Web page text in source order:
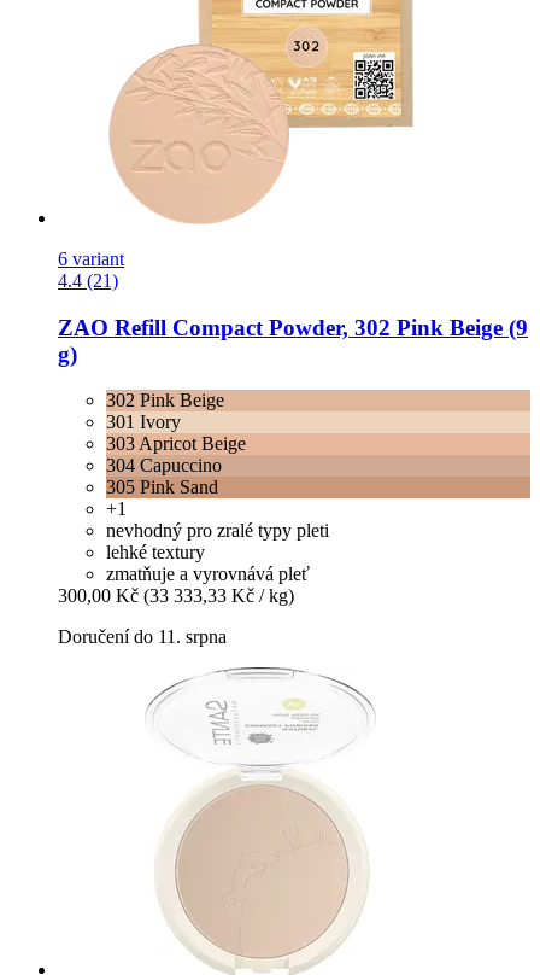
6 variant
4.4 (21)
ZAO Refill Compact Powder, 302 Pink Beige (9
g)
302 Pink Beige
301 Ivory
303 Apricot Beige
304 Capuccino
305 Pink Sand
+1
nevhodný pro zralé typy pleti
lehké textury
zmatňuje a vyrovnává pleť
300,00 Kč (33 333,33 Kč / kg)
Doručení do 11. srpna